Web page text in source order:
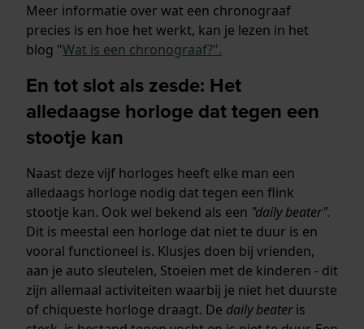
Meer informatie over wat een chronograaf
precies is en hoe het werkt, kan je lezen in het
blog "Wat is een chronograaf?".
En tot slot als zesde: Het
alledaagse horloge dat tegen een
stootje kan
Naast deze vijf horloges heeft elke man een
alledaags horloge nodig dat tegen een flink
stootje kan. Ook wel bekend als een "daily beater".
Dit is meestal een horloge dat niet te duur is en
vooral functioneel is. Klusjes doen bij vrienden,
aan je auto sleutelen, Stoeien met de kinderen - dit
zijn allemaal activiteiten waarbij je niet het duurste
of chiqueste horloge draagt. De daily beateris